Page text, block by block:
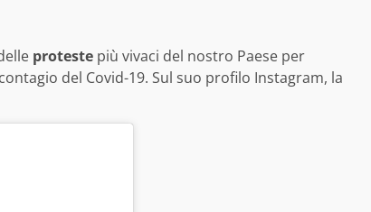
proteste più vivaci del nostro Paese per
del Covid-19. Sul suo profilo Instagram, la